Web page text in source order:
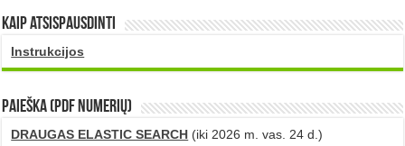
Kaip atsispausdinti
Instrukcijos
PAIEŠKA (PDF numerių)
DRAUGAS ELASTIC SEARCH (iki 2026 m. vas. 24 d.)